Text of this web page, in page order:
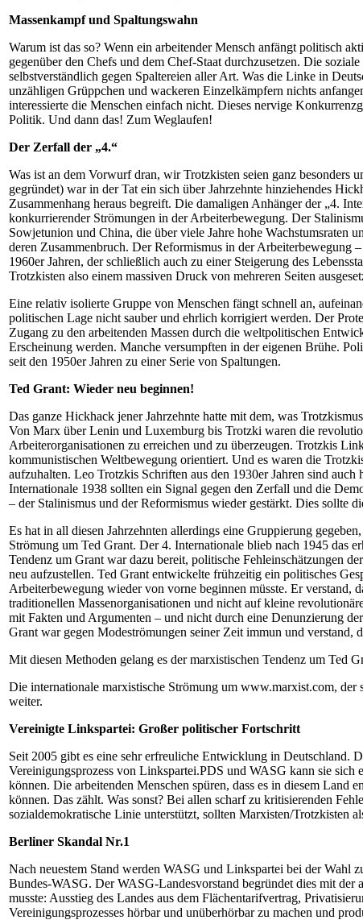
Massenkampf und Spaltungswahn
Warum ist das so? Wenn ein arbeitender Mensch anfängt politisch
gegenüber den Chefs und dem Chef-Staat durchzusetzen. Die
selbstverständlich gegen Spaltereien aller Art. Was die Linke in
unzähligen Grüppchen und wackeren Einzelkämpfern nichts
interessierte die Menschen einfach nicht. Dieses nervige
Politik. Und dann das! Zum Weglaufen!
Der Zerfall der „4.“
Was ist an dem Vorwurf dran, wir Trotzkisten seien ganz besonders
gegründet) war in der Tat ein sich über Jahrzehnte hinziehendes
Zusammenhang heraus begreift. Die damaligen Anhänger der „4.
konkurrierender Strömungen in der Arbeiterbewegung. Der
Sowjetunion und China, die über viele Jahre hohe Wachstumsraten
deren Zusammenbruch. Der Reformismus in der Arbeiterbewegung
1960er Jahren, der schließlich auch zu einer Steigerung des
Trotzkisten also einem massiven Druck von mehreren Seiten
Eine relativ isolierte Gruppe von Menschen fängt schnell an,
politischen Lage nicht sauber und ehrlich korrigiert werden. Der
Zugang zu den arbeitenden Massen durch die weltpolitischen
Erscheinung werden. Manche versumpften in der eigenen Brühe.
seit den 1950er Jahren zu einer Serie von Spaltungen.
Ted Grant: Wieder neu beginnen!
Das ganze Hickhack jener Jahrzehnte hatte mit dem, was
Von Marx über Lenin und Luxemburg bis Trotzki waren die
Arbeiterorganisationen zu erreichen und zu überzeugen. Trotzkis
kommunistischen Weltbewegung orientiert. Und es waren die
aufzuhalten. Leo Trotzkis Schriften aus den 1930er Jahren sind
Internationale 1938 sollten ein Signal gegen den Zerfall und die
– der Stalinismus und der Reformismus wieder gestärkt. Dies sollte
Es hat in all diesen Jahrzehnten allerdings eine Gruppierung
Strömung um Ted Grant. Der 4. Internationale blieb nach 1945 das
Tendenz um Grant war dazu bereit, politische Fehleinschätzungen
neu aufzustellen. Ted Grant entwickelte frühzeitig ein politisches
Arbeiterbewegung wieder von vorne beginnen müsste. Er verstand,
traditionellen Massenorganisationen und nicht auf kleine
mit Fakten und Argumenten – und nicht durch eine Denunzierung
Grant war gegen Modeströmungen seiner Zeit immun und verstand,
Mit diesen Methoden gelang es der marxistischen Tendenz um Ted
Die internationale marxistische Strömung um www.marxist.com,
weiter.
Vereinigte Linkspartei: Großer politischer Fortschritt
Seit 2005 gibt es eine sehr erfreuliche Entwicklung in Deutschland.
Vereinigungsprozess von Linkspartei.PDS und WASG kann sie sich
können. Die arbeitenden Menschen spüren, dass es in diesem
können. Das zählt. Was sonst? Bei allen scharf zu kritisierenden
sozialdemokratische Linie unterstützt, sollten Marxisten/Trotzkisten
Berliner Skandal Nr.1
Nach neuestem Stand werden WASG und Linkspartei bei der Wahl
Bundes-WASG. Der WASG-Landesvorstand begründet dies mit
musste: Ausstieg des Landes aus dem Flächentarifvertrag,
Vereinigungsprozesses hörbar und unüberhörbar zu machen und